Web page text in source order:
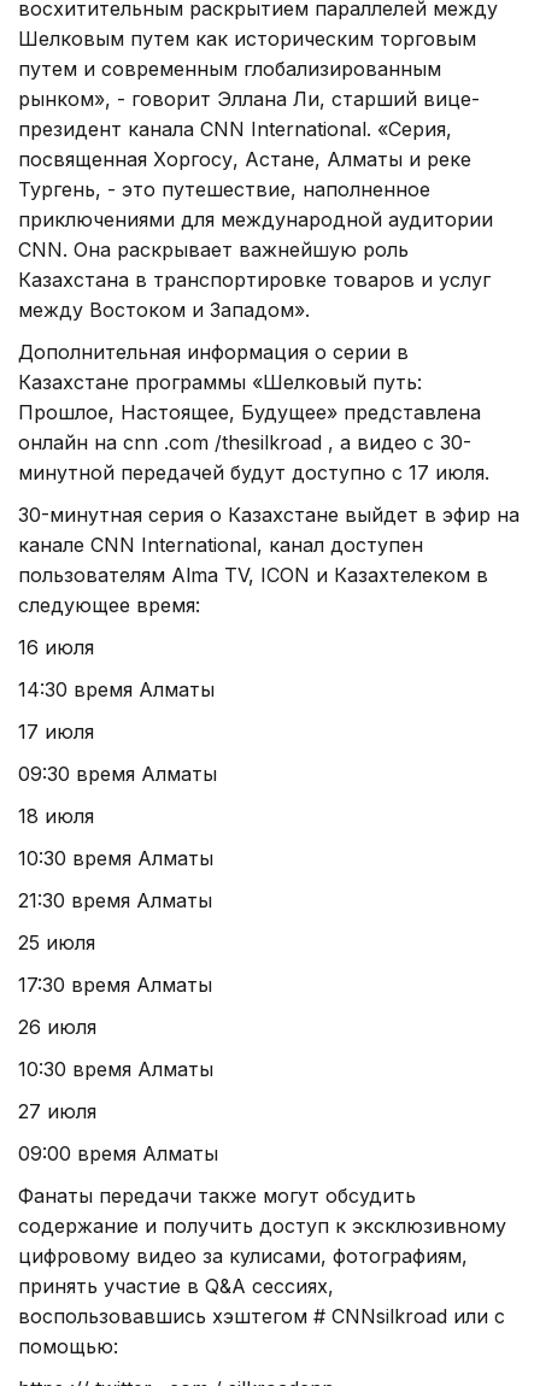
восхитительным раскрытием параллелей между
Шелковым путем как историческим торговым
путем и современным глобализированным
рынком», - говорит Эллана Ли, старший вице-
президент канала CNN International. «Серия,
посвященная Хоргосу, Астане, Алматы и реке
Тургень, - это путешествие, наполненное
приключениями для международной аудитории
CNN. Она раскрывает важнейшую роль
Казахстана в транспортировке товаров и услуг
между Востоком и Западом».
Дополнительная информация о серии в
Казахстане программы «Шелковый путь:
Прошлое, Настоящее, Будущее» представлена
онлайн на cnn .com /thesilkroad , а видео с 30-
минутной передачей будут доступно с 17 июля.
30-минутная серия о Казахстане выйдет в эфир на
канале CNN International, канал доступен
пользователям Alma TV, ICON и Казахтелеком в
следующее время:
16 июля
14:30 время Алматы
17 июля
09:30 время Алматы
18 июля
10:30 время Алматы
21:30 время Алматы
25 июля
17:30 время Алматы
26 июля
10:30 время Алматы
27 июля
09:00 время Алматы
Фанаты передачи также могут обсудить
содержание и получить доступ к эксклюзивному
цифровому видео за кулисами, фотографиям,
принять участие в Q&A сессиях,
воспользовавшись хэштегом # CNNsilkroad или с
помощью: